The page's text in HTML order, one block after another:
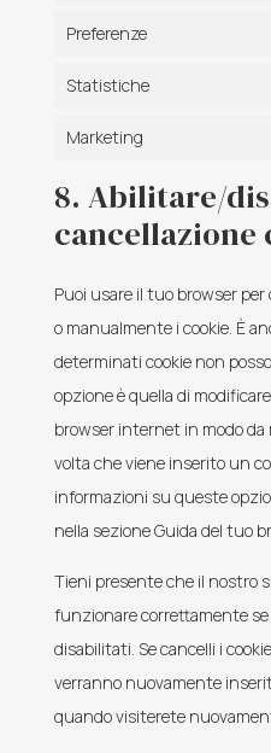
Preferenze
Statistiche
Marketing
8. Abilitare/
cancellazione
Puoi usare il tuo browser
o manualmente i cookie. È
determinati cookie non
opzione è quella di
browser internet in modo da
volta che viene inserito un
informazioni su queste
nella sezione Guida del tuo
Tieni presente che il nostro
funzionare correttamente
disabilitati. Se cancelli i
verranno nuovamente
quando visiterete